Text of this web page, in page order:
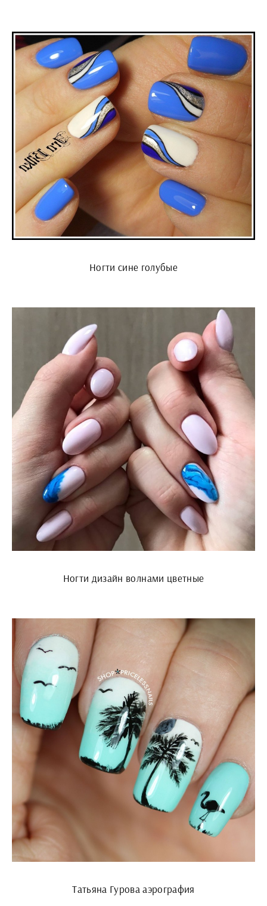
Ногти сине голубые
Ногти дизайн волнами цветные
Татьяна Гурова аэрография